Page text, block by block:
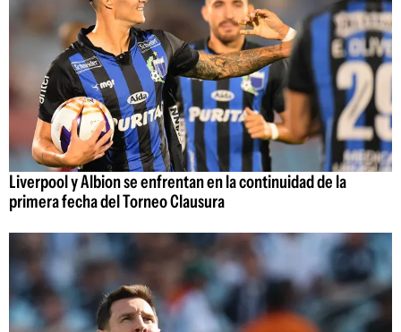
Liverpool y Albion se enfrentan en la continuidad de la
primera fecha del Torneo Clausura